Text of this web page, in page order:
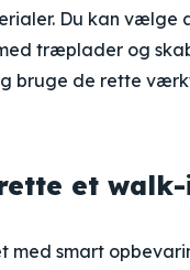
Du kan
træplader og
bruge de rette
et
med smart